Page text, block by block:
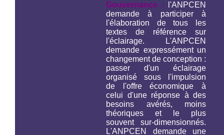
Gouvernance :
l'ANPCEN
demande à participer à
l'élaboration de tous les
textes de référence sur
l'éclairage. L'ANPCEN
demande expressément un
changement de conception :
passer d'un éclairage
organisé sous l'impulsion
de l'offre économique à
celui d'une réponse à des
besoins avérés, moins
théoriques et le plus
souvent sur-dimensionnés.
L'ANPCEN demande une